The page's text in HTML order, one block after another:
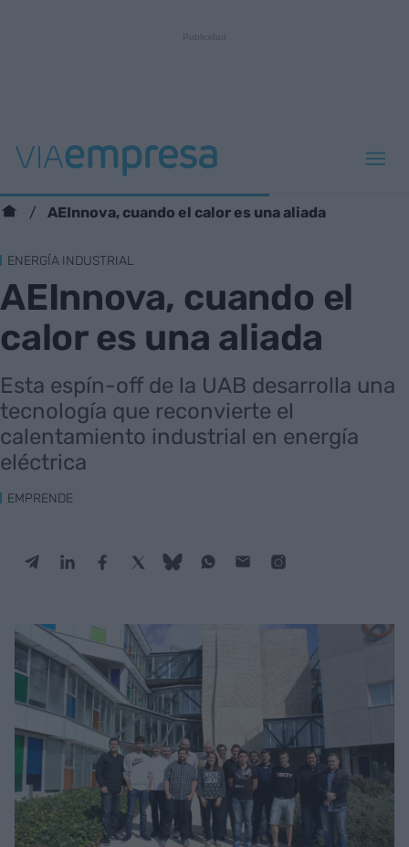
AEInnova, cuando el calor es una aliada
ENERGÍA INDUSTRIAL
AEInnova, cuando el
calor es una aliada
Esta espín-off de la UAB desarrolla una
tecnología que reconvierte el
calentamiento industrial en energía
eléctrica
EMPRENDE